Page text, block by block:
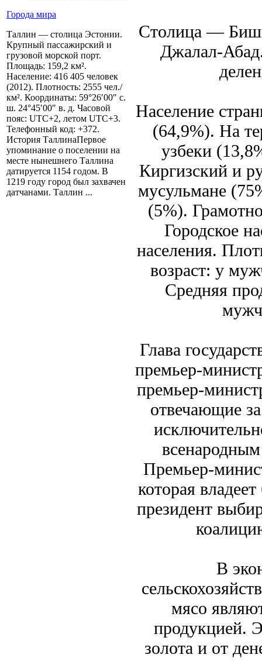
Города мира
Таллин — столица Эстонии.
Крупный пассажирский и
грузовой морской порт.
Площадь: 159,2 км².
Население: 416 405 человек
(2012). Плотность: 2555 чел./
км². Координаты: 59°26′00″ с.
ш. 24°45′00″ в. д. Часовой
пояс: UTC+2, летом UTC+3.
Телефонный код: +372.
История ТаллинаПервое
упоминание о поселении на
месте нынешнего Таллина
датируется 1154 годом. В
1219 году город был захвачен
датчанами. Таллин ...
Столица —
Джалал-
Население
(64,9%). На
узбеки
Киргизский и
мусульмане
(5%).
Городское
населения.
возраст: у
Средняя
Глава
премьер-
премьер-
отвечающие
Премьер-
которая
президент
В
мясо
продукцией.
золота и от